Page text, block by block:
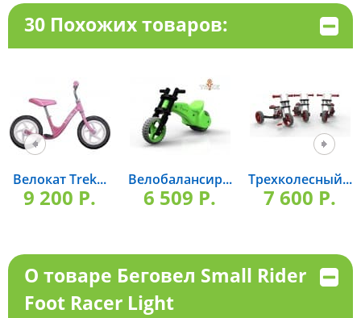
30 Похожих товаров:
Велокат Trek...
9 200 P.
Велобалансир...
6 509 P.
Трехколесный...
7 600 P.
О товаре Беговел Small Rider
Foot Racer Light